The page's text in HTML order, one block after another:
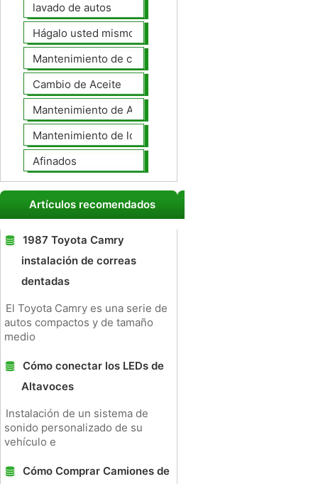
lavado de autos
Hágalo usted mismo Mantenimiento de Automotores
Mantenimiento de coches General
Cambio de Aceite
Mantenimiento de Automotores Profesional
Mantenimiento de los neumáticos
Afinados
Artículos recomendados
1987 Toyota Camry
instalación de correas
dentadas
El Toyota Camry es una serie de
autos compactos y de tamaño
medio
Cómo conectar los LEDs de
Altavoces
Instalación de un sistema de
sonido personalizado de su
vehículo e
Cómo Comprar Camiones de